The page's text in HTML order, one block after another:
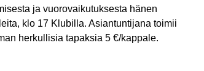
ja vuorovaikutuksesta hänen
klo 17 Klubilla. Asiantuntijana toimii
herkullisia tapaksia 5 €/kappale.